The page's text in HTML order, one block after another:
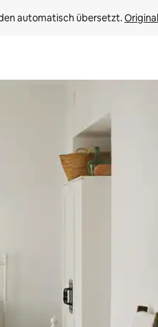
automatisch übersetzt.
oder erkunde die